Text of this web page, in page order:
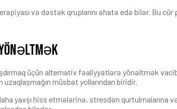
və dəstək qruplarını əhatə edə bilər. Bu
üçün alternativ fəaliyyətlərə yönəltmək
uzaqlaşmağın müsbət yollarından biridir.
yaxşı hiss etmələrinə, stresdən